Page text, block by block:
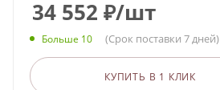
34 552 ₽/шт
Больше 10 (Срок поставки 7 дней)
КУПИТЬ В 1 КЛИК